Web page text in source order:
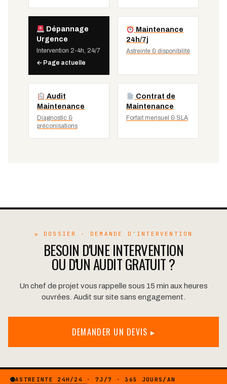
Dépannage
Urgence
Intervention 2-4h, 24/7
← Page actuelle
Maintenance
24h/7j
Astreinte & disponibilité
Audit
Maintenance
Diagnostic &
préconisations
Contrat de
Maintenance
Forfait mensuel & SLA
» DOSSIER · DEMANDE D'INTERVENTION
BESOIN D'UNE INTERVENTION
OU D'UN AUDIT GRATUIT ?
Un chef de projet vous rappelle sous 15 min aux heures
ouvrées. Audit sur site sans engagement.
DEMANDER UN DEVIS ▸
ASTREINTE 24H/24 · 7J/7 · 365 JOURS/AN